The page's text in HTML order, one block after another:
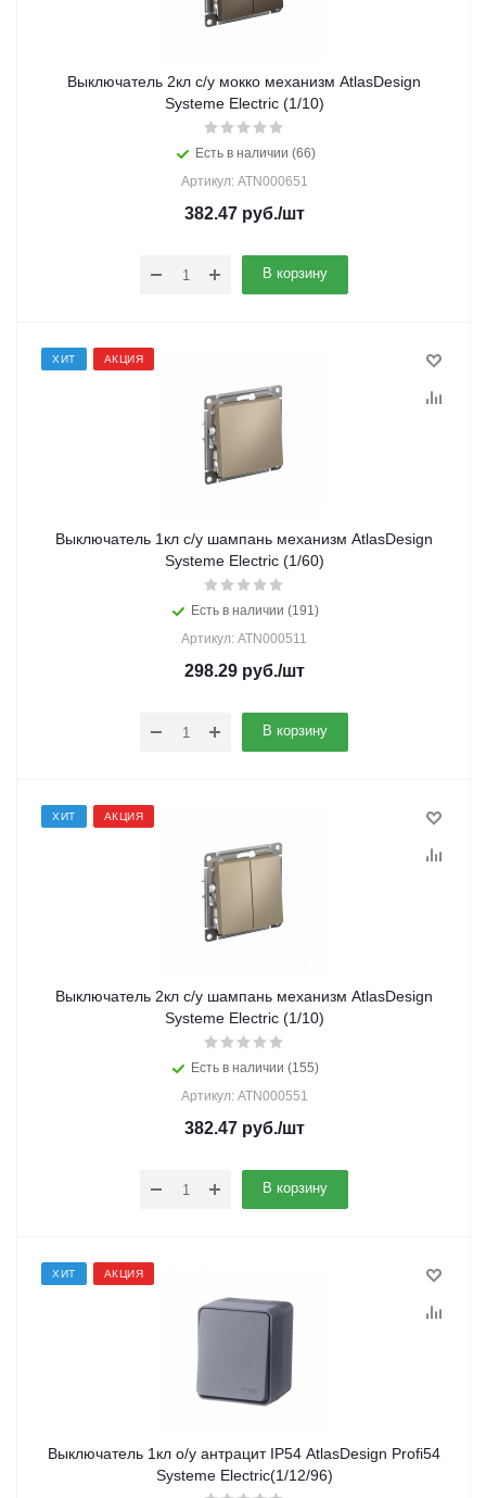
Выключатель 2кл с/у мокко механизм AtlasDesign
Systeme Electric (1/10)
Есть в наличии (66)
Артикул: ATN000651
382.47руб./шт
В корзину
ХИТ АКЦИЯ
Выключатель 1кл с/у шампань механизм AtlasDesign
Systeme Electric (1/60)
Есть в наличии (191)
Артикул: ATN000511
298.29руб./шт
В корзину
ХИТ АКЦИЯ
Выключатель 2кл с/у шампань механизм AtlasDesign
Systeme Electric (1/10)
Есть в наличии (155)
Артикул: ATN000551
382.47руб./шт
В корзину
ХИТ АКЦИЯ
Выключатель 1кл о/у антрацит IP54 AtlasDesign Profi54
Systeme Electric(1/12/96)